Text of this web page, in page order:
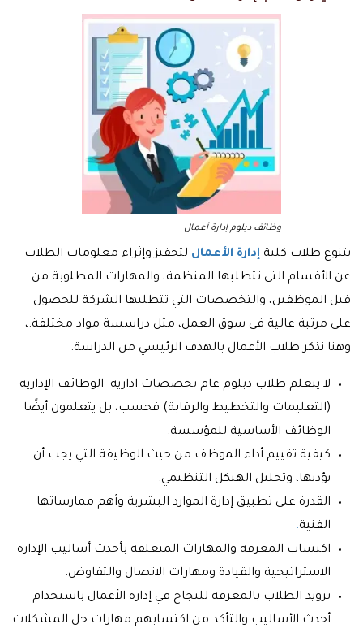
وظائف دبلوم إدارة أعمال
يتنوع طلاب كلية إدارة الأعمال لتحفيز وإثراء معلومات الطلاب
عن الأقسام التي تتطلبها المنظمة، والمهارات المطلوبة من
قبل الموظفين، والتخصصات التي تتطلبها الشركة للحصول
على مرتبة عالية في سوق العمل، مثل دراسسة مواد مختلفة.،
وهنا نذكر طلاب الأعمال بالهدف الرئيسي من الدراسة.
لا يتعلم طلاب دبلوم عام تخصصات اداريه الوظائف الإدارية
(التعليمات والتخطيط والرقابة) فحسب، بل يتعلمون أيضًا
الوظائف الأساسية للمؤسسة.
كيفية تقييم أداء الموظف من حيث الوظيفة التي يجب أن
يؤديها، وتحليل الهيكل التنظيمي.
القدرة على تطبيق إدارة الموارد البشرية وأهم ممارساتها
الفنية.
اكتساب المعرفة والمهارات المتعلقة بأحدث أساليب الإدارة
الاستراتيجية والقيادة ومهارات الاتصال والتفاوض.
تزويد الطلاب بالمعرفة للنجاح في إدارة الأعمال باستخدام
أحدث الأساليب والتأكد من اكتسابهم مهارات حل المشكلات